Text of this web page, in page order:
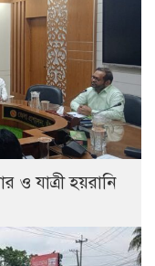
ও যাত্রী হয়রানি